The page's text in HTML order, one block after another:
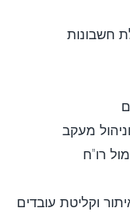
חשבונות
מעקב
רו"ח
וקליטת עובדים